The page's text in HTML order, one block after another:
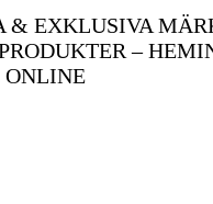
& EXKLUSIVA
–